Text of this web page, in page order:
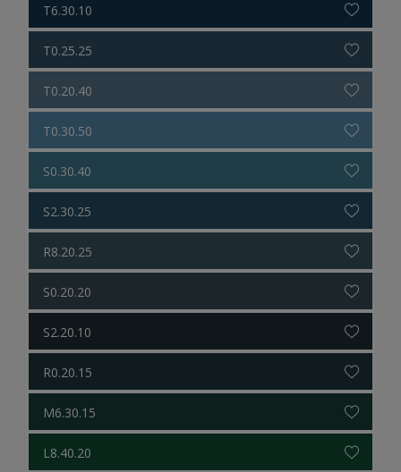
T6.30.10
T0.25.25
T0.20.40
T0.30.50
S0.30.40
S2.30.25
R8.20.25
S0.20.20
S2.20.10
R0.20.15
M6.30.15
L8.40.20